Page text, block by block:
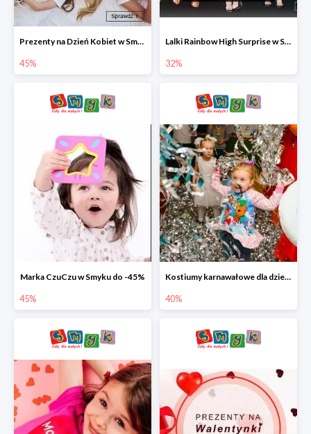
Prezenty na Dzień Kobiet w Smyku do -45%
45%
Lalki Rainbow High Surprise w Smyku do -35%
32%
Marka CzuCzu w Smyku do -45%
45%
Kostiumy karnawałowe dla dzieci w Smyku do -40%
40%